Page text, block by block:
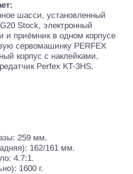
шасси, установленный
Stock, электронный
и приёмник в одном корпусе
сервомашинку PERFEX
корпус с наклейками,
Perfex KT-3HS.
259 мм.
162/161 мм.
4.7:1.
1600 г.